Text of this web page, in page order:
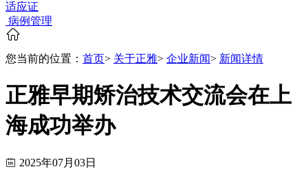
适应证
病例管理
您当前的位置： 首页> 关于正雅> 企业新闻> 新闻详情
正雅早期矫治技术交流会在上
海成功举办
2025年07月03日